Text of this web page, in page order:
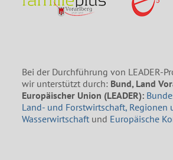
Bei der Durchführung von LEADER-
wir unterstützt durch: Bund, Land
Europäischer Union (LEADER):
Land- und Forstwirtschaft, Regionen
Wasserwirtschaft und Europäische